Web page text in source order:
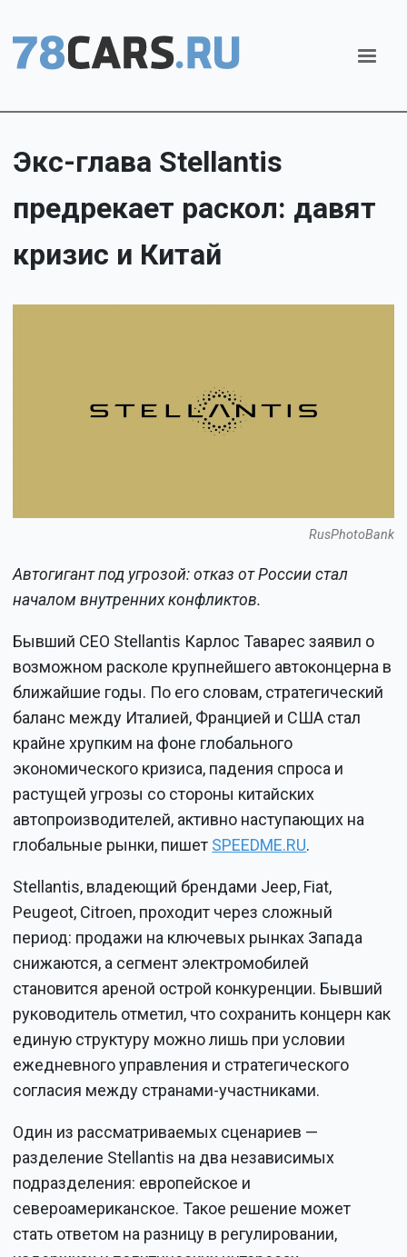
Экс-глава Stellantis
предрекает раскол: давят
кризис и Китай
RusPhotoBank
Автогигант под угрозой: отказ от России стал
началом внутренних конфликтов.
Бывший CEO Stellantis Карлос Таварес заявил о
возможном расколе крупнейшего автоконцерна в
ближайшие годы. По его словам, стратегический
баланс между Италией, Францией и США стал
крайне хрупким на фоне глобального
экономического кризиса, падения спроса и
растущей угрозы со стороны китайских
автопроизводителей, активно наступающих на
глобальные рынки, пишет SPEEDME.RU.
Stellantis, владеющий брендами Jeep, Fiat,
Peugeot, Citroen, проходит через сложный
период: продажи на ключевых рынках Запада
снижаются, а сегмент электромобилей
становится ареной острой конкуренции. Бывший
руководитель отметил, что сохранить концерн как
единую структуру можно лишь при условии
ежедневного управления и стратегического
согласия между странами-участниками.
Один из рассматриваемых сценариев —
разделение Stellantis на два независимых
подразделения: европейское и
североамериканское. Такое решение может
стать ответом на разницу в регулировании,